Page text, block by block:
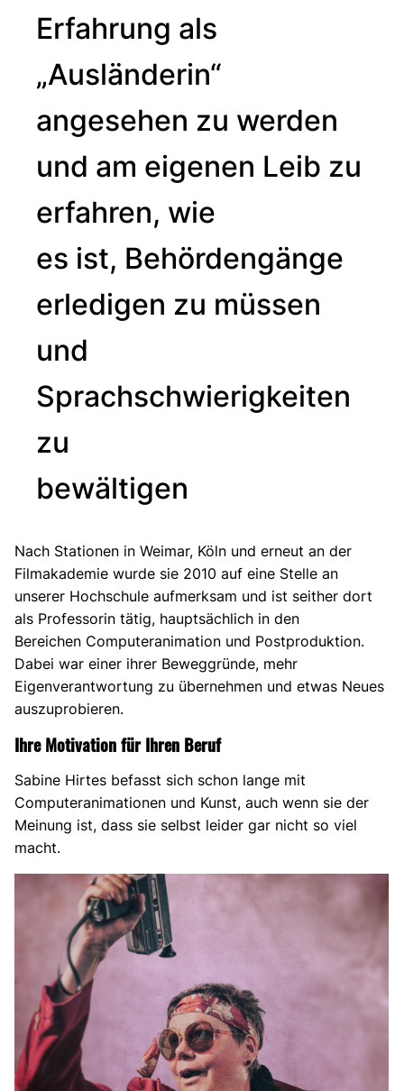
Erfahrung als
„Ausländerin“
angesehen zu werden
und am eigenen Leib zu
erfahren, wie
es ist, Behördengänge
erledigen zu müssen
und
Sprachschwierigkeiten
zu
bewältigen
Nach Stationen in Weimar, Köln und erneut an der
Filmakademie wurde sie 2010 auf eine Stelle an
unserer Hochschule aufmerksam und ist seither dort
als Professorin tätig, hauptsächlich in den
Bereichen Computeranimation und Postproduktion.
Dabei war einer ihrer Beweggründe, mehr
Eigenverantwortung zu übernehmen und etwas Neues
auszuprobieren.
Ihre Motivation für Ihren Beruf
Sabine Hirtes befasst sich schon lange mit
Computeranimationen und Kunst, auch wenn sie der
Meinung ist, dass sie selbst leider gar nicht so viel
macht.